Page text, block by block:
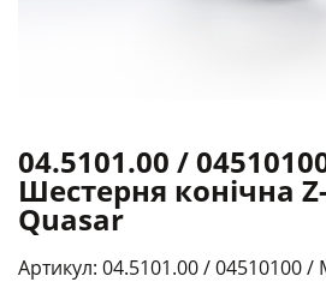
04.5101.00 /
Шестерня конічна
Quasar
Артикул: 04.5101.00 / 04510100 /